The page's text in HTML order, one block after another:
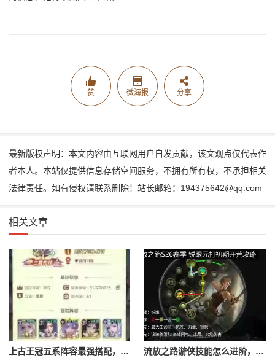
赞 微海报 分享
最新版权声明：本文内容由互联网用户自发贡献，该文观点仅代表作
者本人。本站仅提供信息存储空间服务，不拥有所有权，不承担相关
法律责任。如有侵权请联系删除！站长邮箱：194375642@qq.com
相关文章
上古王冠五系阵容最强搭配，上古王冠五星排行 流放之路游侠技能怎么进阶，流放之路游侠技能怎么进阶的